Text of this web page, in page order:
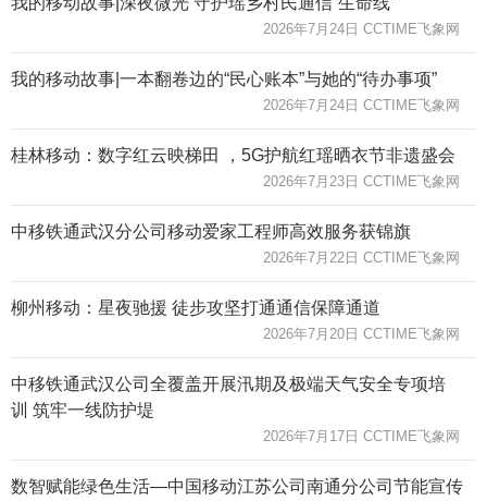
2026年7月24日 CCTIME飞象网
我的移动故事|一本翻卷边的“民心账本”与她的“待办事项”
2026年7月24日 CCTIME飞象网
桂林移动：数字红云映梯田 ，5G护航红瑶晒衣节非遗盛会
2026年7月23日 CCTIME飞象网
中移铁通武汉分公司移动爱家工程师高效服务获锦旗
2026年7月22日 CCTIME飞象网
柳州移动：星夜驰援 徒步攻坚打通通信保障通道
2026年7月20日 CCTIME飞象网
中移铁通武汉公司全覆盖开展汛期及极端天气安全专项培
训 筑牢一线防护堤
2026年7月17日 CCTIME飞象网
数智赋能绿色生活—中国移动江苏公司南通分公司节能宣传